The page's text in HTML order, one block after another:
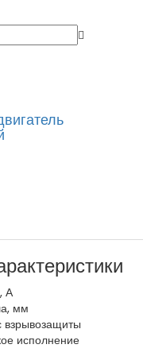
А
мм
взрывозащиты
исполнение